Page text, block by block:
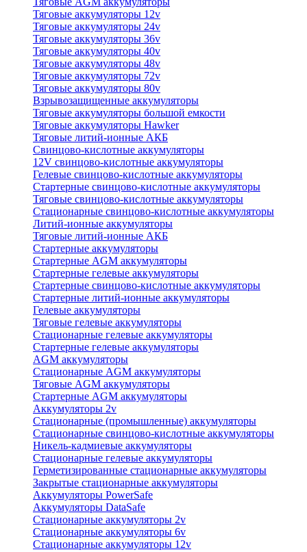
Тяговые аккумуляторы 12v
Тяговые аккумуляторы 24v
Тяговые аккумуляторы 36v
Тяговые аккумуляторы 40v
Тяговые аккумуляторы 48v
Тяговые аккумуляторы 72v
Тяговые аккумуляторы 80v
Взрывозащищенные аккумуляторы
Тяговые аккумуляторы большой емкости
Тяговые аккумуляторы Hawker
Тяговые литий-ионные АКБ
Свинцово-кислотные аккумуляторы
12V свинцово-кислотные аккумуляторы
Гелевые свинцово-кислотные аккумуляторы
Стартерные свинцово-кислотные аккумуляторы
Тяговые свинцово-кислотные аккумуляторы
Стационарные свинцово-кислотные аккумуляторы
Литий-ионные аккумуляторы
Тяговые литий-ионные АКБ
Стартерные аккумуляторы
Стартерные AGM аккумуляторы
Стартерные гелевые аккумуляторы
Стартерные свинцово-кислотные аккумуляторы
Стартерные литий-ионные аккумуляторы
Гелевые аккумуляторы
Тяговые гелевые аккумуляторы
Стационарные гелевые аккумуляторы
Стартерные гелевые аккумуляторы
AGM аккумуляторы
Стационарные AGM аккумуляторы
Тяговые AGM аккумуляторы
Стартерные AGM аккумуляторы
Аккумуляторы 2v
Стационарные (промышленные) аккумуляторы
Стационарные свинцово-кислотные аккумуляторы
Никель-кадмиевые аккумуляторы
Стационарные гелевые аккумуляторы
Герметизированные стационарные аккумуляторы
Закрытые стационарные аккумуляторы
Аккумуляторы PowerSafe
Аккумуляторы DataSafe
Стационарные аккумуляторы 2v
Стационарные аккумуляторы 6v
Стационарные аккумуляторы 12v